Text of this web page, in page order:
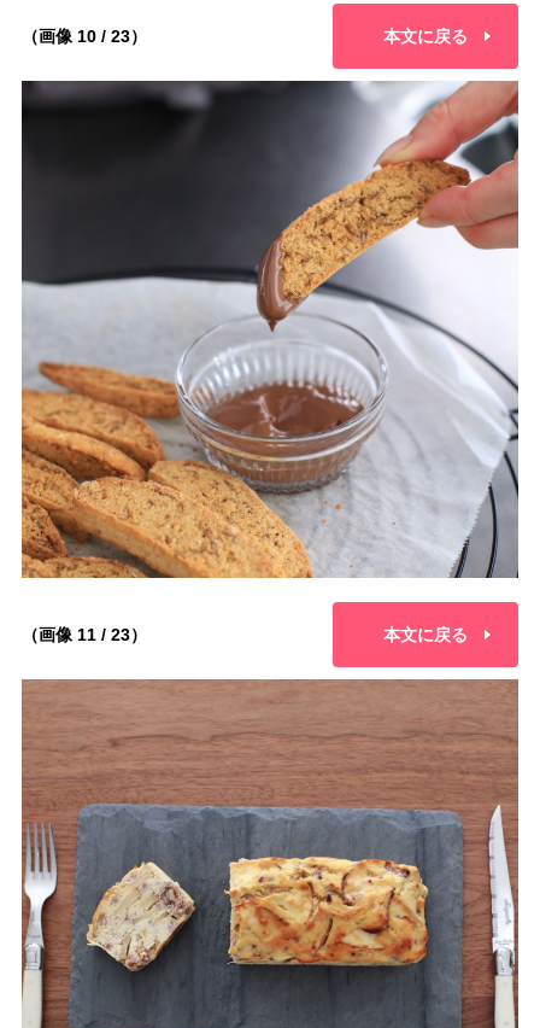
（画像 10 / 23） 本文に戻る
（画像 11 / 23） 本文に戻る